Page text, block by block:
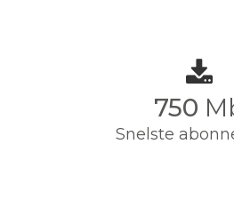
750
Snelste